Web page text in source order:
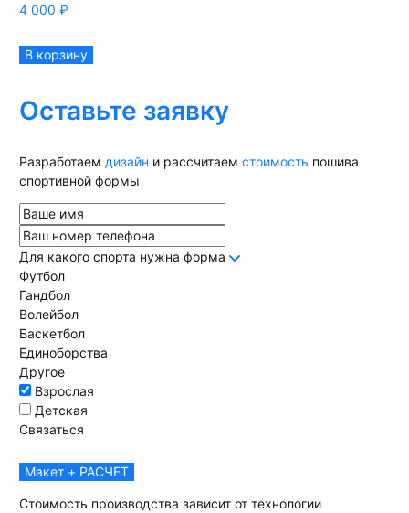
4 000 ₽
В корзину
Оставьте заявку
Разработаем дизайн и рассчитаем стоимость пошива
спортивной формы
Для какого спорта нужна форма
Футбол
Гандбол
Волейбол
Баскетбол
Единоборства
Другое
Взрослая
Детская
Связаться
Макет + РАСЧЕТ
Стоимость производства зависит от технологии